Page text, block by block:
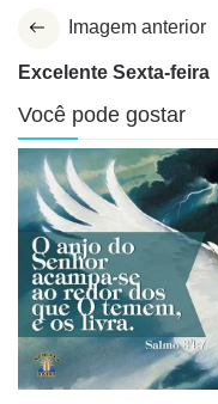
Imagem anterior
Excelente Sexta-feira
Você pode gostar